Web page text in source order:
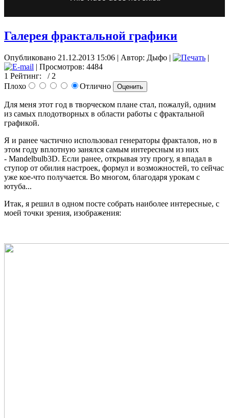
Галерея фрактальной графики
Опубликовано 21.12.2013 15:06 | Автор: Дыфо |
|
| Просмотров: 4484
1 Рейтинг:
/ 2
Плохо
Отлично
Для меня этот год в творческом плане стал, пожалуй, одним
из самых плодотворных в области работы с фрактальной
графикой.
Я и ранее частично использовал генераторы фракталов, но в
этом году вплотную занялся самым интересным из них
- Mandelbulb3D. Если ранее, открывая эту прогу, я впадал в
ступор от обилия настроек, формул и возможностей, то сейчас
уже кое-что получается. Во многом, благодаря урокам с
ютуба...
Итак, я решил в одном посте собрать наиболее интересные, с
моей точки зрения, изображения: